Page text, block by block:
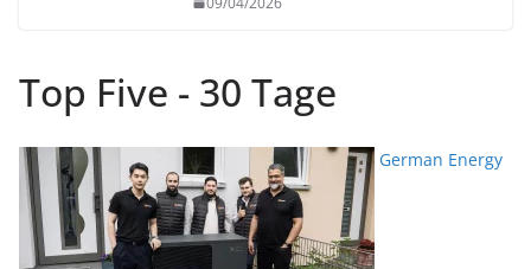
Top Five - 30 Tage
German Energy